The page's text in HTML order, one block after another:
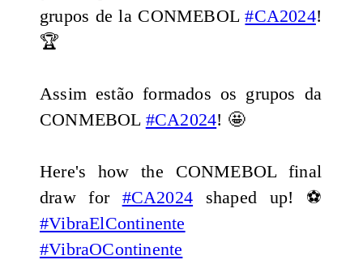
grupos de la CONMEBOL#CA2024!
🏆
Assim estão formados os grupos da
CONMEBOL #CA2024! 🤩
Here's how the CONMEBOL final
draw for #CA2024 shaped up! ⚽
#VibraElContinente
#VibraOContinente